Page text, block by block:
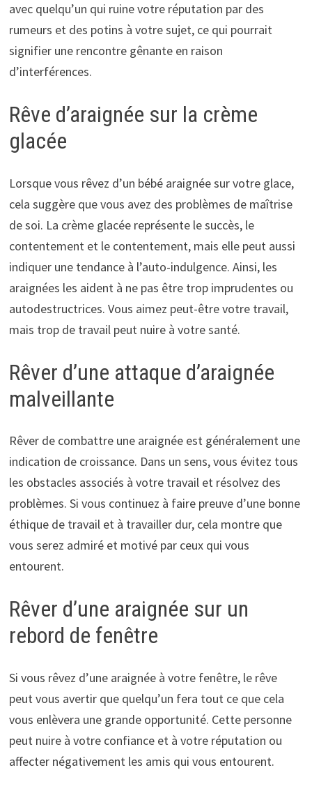
avec quelqu’un qui ruine votre réputation par des
rumeurs et des potins à votre sujet, ce qui pourrait
signifier une rencontre gênante en raison
d’interférences.
Rêve d’araignée sur la crème
glacée
Lorsque vous rêvez d’un bébé araignée sur votre glace,
cela suggère que vous avez des problèmes de maîtrise
de soi. La crème glacée représente le succès, le
contentement et le contentement, mais elle peut aussi
indiquer une tendance à l’auto-indulgence. Ainsi, les
araignées les aident à ne pas être trop imprudentes ou
autodestructrices. Vous aimez peut-être votre travail,
mais trop de travail peut nuire à votre santé.
Rêver d’une attaque d’araignée
malveillante
Rêver de combattre une araignée est généralement une
indication de croissance. Dans un sens, vous évitez tous
les obstacles associés à votre travail et résolvez des
problèmes. Si vous continuez à faire preuve d’une bonne
éthique de travail et à travailler dur, cela montre que
vous serez admiré et motivé par ceux qui vous
entourent.
Rêver d’une araignée sur un
rebord de fenêtre
Si vous rêvez d’une araignée à votre fenêtre, le rêve
peut vous avertir que quelqu’un fera tout ce que cela
vous enlèvera une grande opportunité. Cette personne
peut nuire à votre confiance et à votre réputation ou
affecter négativement les amis qui vous entourent.